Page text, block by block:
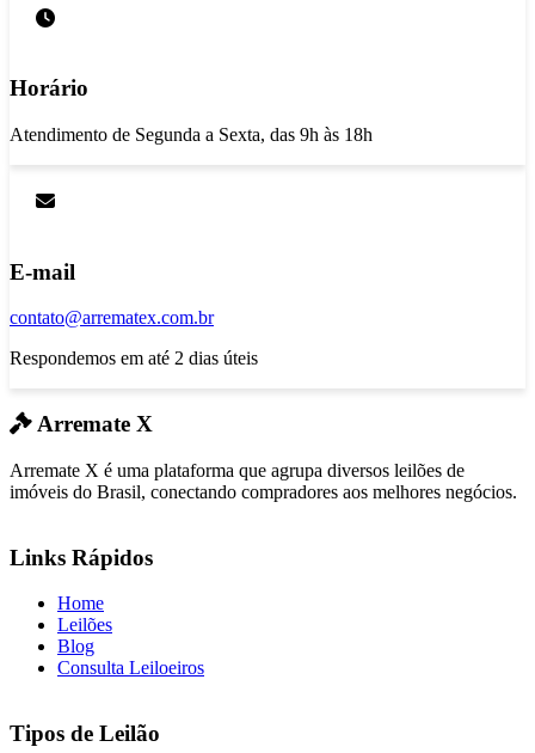
Horário
Atendimento de Segunda a Sexta, das 9h às 18h
E-mail
contato@arrematex.com.br
Respondemos em até 2 dias úteis
Arremate X
Arremate X é uma plataforma que agrupa diversos leilões de
imóveis do Brasil, conectando compradores aos melhores negócios.
Links Rápidos
Home
Leilões
Blog
Consulta Leiloeiros
Tipos de Leilão